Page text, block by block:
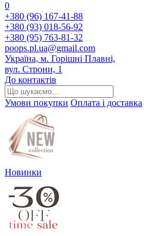
0
+380 (96) 167-41-88
+380 (93) 018-56-92
+380 (95) 763-81-32
poops.pl.ua@gmail.com
Україна, м. Горішні Плавні,
вул. Строни, 1
До контактів
Умови покупки Оплата і доставка
Новинки